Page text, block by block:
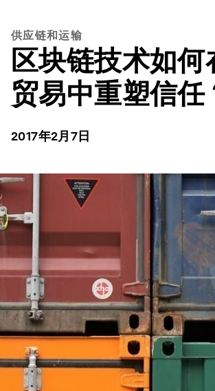
供应链和运输
区块链技术如何
贸易中重塑信任
2017年2月7日